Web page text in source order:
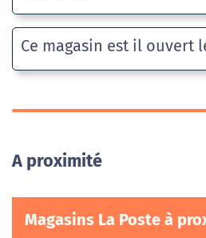
Ce magasin est il ouvert
A proximité
Magasins La Poste à